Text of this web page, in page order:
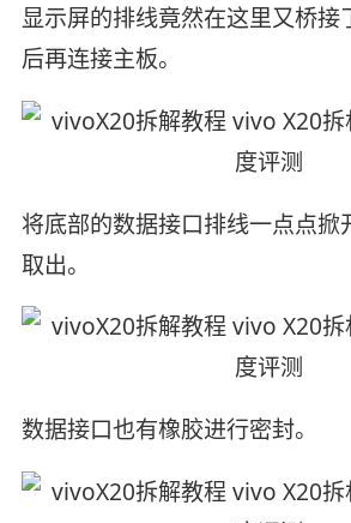
显示屏的排线竟然在这里又桥接
后再连接主板。
将底部的数据接口排线一点点掀
取出。
数据接口也有橡胶进行密封。